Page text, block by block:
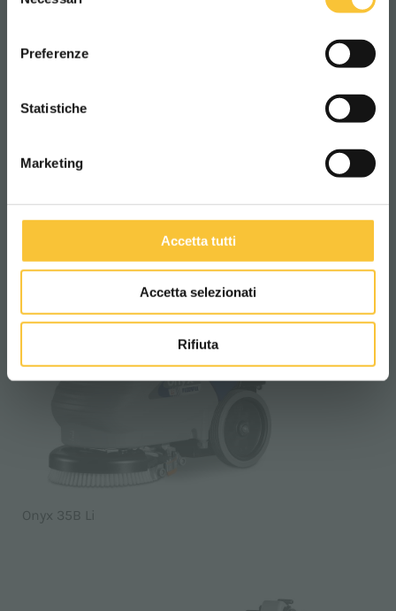
Preferenze
Statistiche
Marketing
Accetta tutti
Accetta selezionati
Rifiuta
Onyx 35 E
Onyx 35B Li